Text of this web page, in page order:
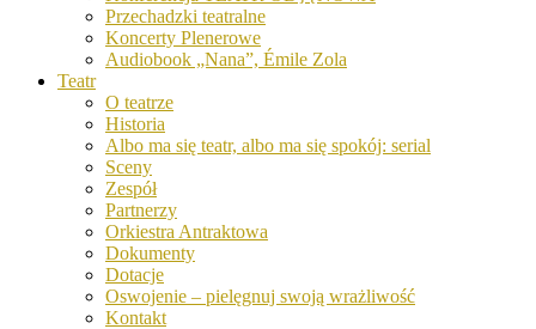
Przechadzki teatralne
Koncerty Plenerowe
Audiobook „Nana”, Émile Zola
Teatr
O teatrze
Historia
Albo ma się teatr, albo ma się spokój: serial
Sceny
Zespół
Partnerzy
Orkiestra Antraktowa
Dokumenty
Dotacje
Oswojenie – pielęgnuj swoją wrażliwość
Kontakt